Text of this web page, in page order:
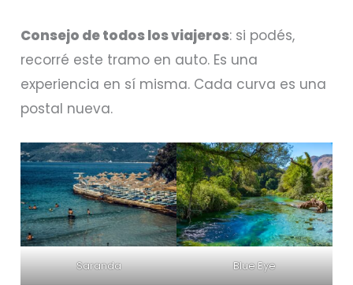
Consejo de todos los viajeros: si podés,
recorré este tramo en auto. Es una
experiencia en sí misma. Cada curva es una
postal nueva.
Saranda Blue Eye